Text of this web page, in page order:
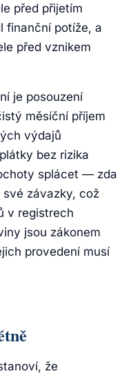
před přijetím
finanční potíže, a
před vznikem
je posouzení
měsíční příjem
výdajů
bez rizika
splácet — zda
závazky, což
v registrech
jsou zákonem
provedení musí
že